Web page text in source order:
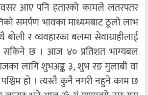
आए पनि हतारको कामले लतरपतर
समर्पण भावका माध्यमबाट ठूलो लाभ
र व्यवहारका बलमा सेवाग्राहीलाई
सकिने छ । आज ४० प्रतिशत भाग्यबल
लागि शुभअङ्क ३, शुभ रङ गुलाबी वा
हो । त्यस्तै कुनै नगरी नहुने काम छ